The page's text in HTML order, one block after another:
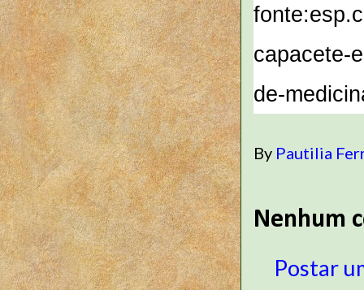
fonte:
capacete-
de-
By Pautilia
Nenhum
Postar